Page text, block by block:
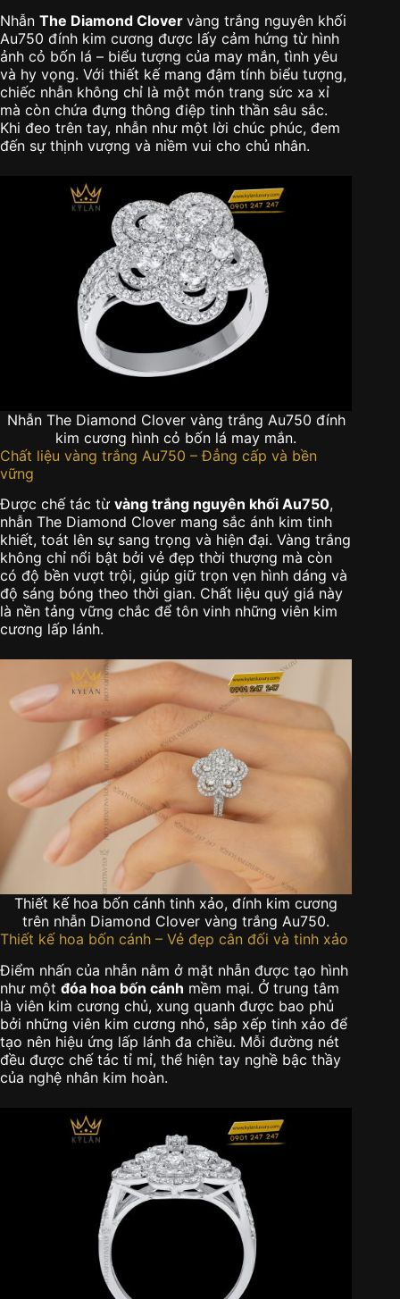
Nhẫn The Diamond Clover vàng trắng nguyên khối
Au750 đính kim cương được lấy cảm hứng từ hình
ảnh cỏ bốn lá – biểu tượng của may mắn, tình yêu
và hy vọng. Với thiết kế mang đậm tính biểu tượng,
chiếc nhẫn không chỉ là một món trang sức xa xỉ
mà còn chứa đựng thông điệp tinh thần sâu sắc.
Khi đeo trên tay, nhẫn như một lời chúc phúc, đem
đến sự thịnh vượng và niềm vui cho chủ nhân.
Nhẫn The Diamond Clover vàng trắng Au750 đính
kim cương hình cỏ bốn lá may mắn.
Chất liệu vàng trắng Au750 – Đẳng cấp và bền
vững
Được chế tác từ vàng trắng nguyên khối Au750,
nhẫn The Diamond Clover mang sắc ánh kim tinh
khiết, toát lên sự sang trọng và hiện đại. Vàng trắng
không chỉ nổi bật bởi vẻ đẹp thời thượng mà còn
có độ bền vượt trội, giúp giữ trọn vẹn hình dáng và
độ sáng bóng theo thời gian. Chất liệu quý giá này
là nền tảng vững chắc để tôn vinh những viên kim
cương lấp lánh.
Thiết kế hoa bốn cánh tinh xảo, đính kim cương
trên nhẫn Diamond Clover vàng trắng Au750.
Thiết kế hoa bốn cánh – Vẻ đẹp cân đối và tinh xảo
Điểm nhấn của nhẫn nằm ở mặt nhẫn được tạo hình
như một đóa hoa bốn cánh mềm mại. Ở trung tâm
là viên kim cương chủ, xung quanh được bao phủ
bởi những viên kim cương nhỏ, sắp xếp tinh xảo để
tạo nên hiệu ứng lấp lánh đa chiều. Mỗi đường nét
đều được chế tác tỉ mỉ, thể hiện tay nghề bậc thầy
của nghệ nhân kim hoàn.